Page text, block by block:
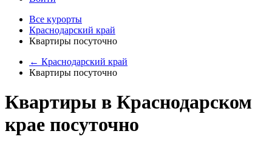
Все курорты
Краснодарский край
Квартиры посуточно
← Краснодарский край
Квартиры посуточно
Квартиры в Краснодарском
крае посуточно